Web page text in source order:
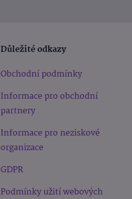
Důležité odkazy
Obchodní podmínky
Informace pro obchodní
partnery
Informace pro neziskové
organizace
GDPR
Podmínky užití webových